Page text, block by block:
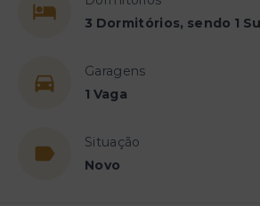
3 Dormitórios, sendo 1
Garagens
1 Vaga
Situação
Novo